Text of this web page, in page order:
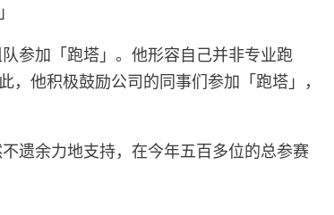
参加「跑塔」。他形容自己并非专业跑
他积极鼓励公司的同事们参加「跑塔」，
遗余力地支持，在今年五百多位的总参赛